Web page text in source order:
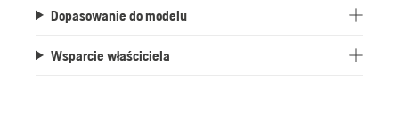
Dopasowanie do modelu
Wsparcie właściciela